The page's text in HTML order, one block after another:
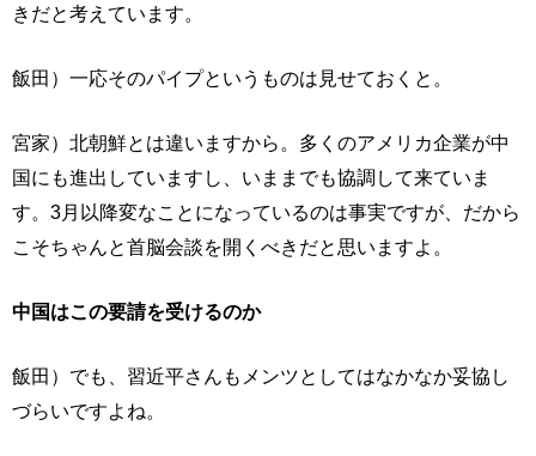
きだと考えています。
飯田）一応そのパイプというものは見せておくと。
宮家）北朝鮮とは違いますから。多くのアメリカ企業が中
国にも進出していますし、いままでも協調して来ていま
す。3月以降変なことになっているのは事実ですが、だから
こそちゃんと首脳会談を開くべきだと思いますよ。
中国はこの要請を受けるのか
飯田）でも、習近平さんもメンツとしてはなかなか妥協し
づらいですよね。